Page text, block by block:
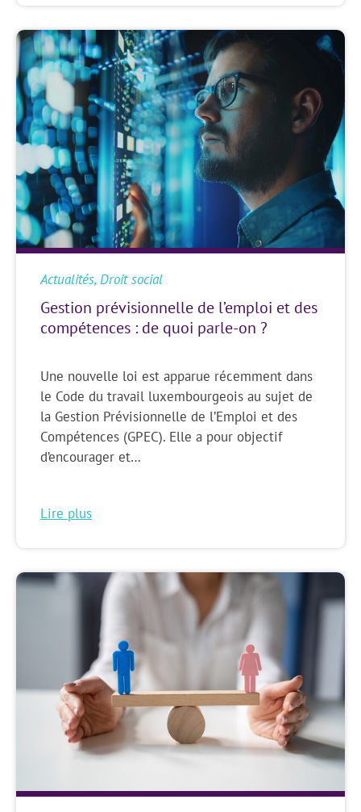
Actualités,Droit social
Gestion prévisionnelle de l’emploi et des
compétences : de quoi parle-on ?
Une nouvelle loi est apparue récemment dans
le Code du travail luxembourgeois au sujet de
la Gestion Prévisionnelle de l’Emploi et des
Compétences (GPEC). Elle a pour objectif
d’encourager et…
Lire plus